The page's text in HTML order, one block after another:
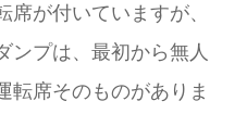
が付いていますが、
ンプは、最初から無人
転席そのものがありま